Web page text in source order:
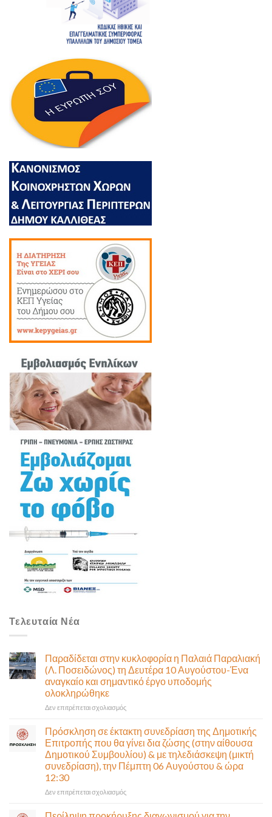
Τελευταία Νέα
Παραδίδεται στην κυκλοφορία η Παλαιά Παραλιακή
(Λ. Ποσειδώνος) τη Δευτέρα 10 Αυγούστου-Ένα
αναγκαίο και σημαντικό έργο υποδομής
ολοκληρώθηκε
Δεν επιτρέπεται σχολιασμόςστο
κυκλοφορία
η
Παλαιά
Παραλιακή
Ποσειδώνος)
Πρόσκληση σε έκτακτη συνεδρίαση της Δημοτικής
Επιτροπής που θα γίνει δια ζώσης (στην αίθουσα
Δημοτικού Συμβουλίου) & με τηλεδιάσκεψη (μικτή
συνεδρίαση), την Πέμπτη 06 Αυγούστου & ώρα
12:30
Δεν επιτρέπεται σχολιασμόςστο
σε